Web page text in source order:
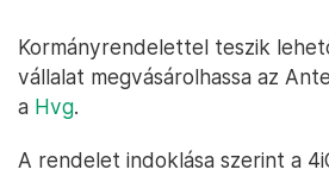
Kormányrendelettel teszik
vállalat megvásárolhassa az
a Hvg.
A rendelet indoklása szerint a